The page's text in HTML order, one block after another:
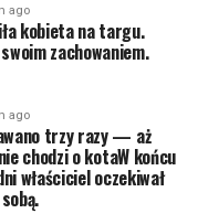
ago
kobieta na targu.
zachowaniem.
ago
trzy razy — aż
chodzi o kotaW końcu
właściciel oczekiwał